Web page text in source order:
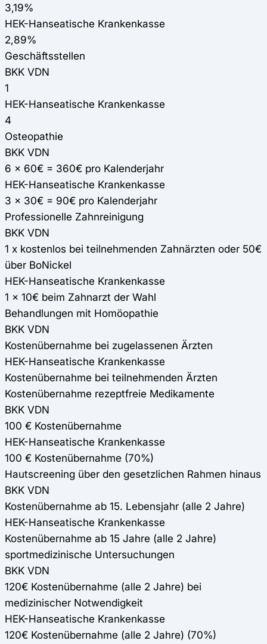
3,19%
HEK-Hanseatische Krankenkasse
2,89%
Geschäftsstellen
BKK VDN
1
HEK-Hanseatische Krankenkasse
4
Osteopathie
BKK VDN
6 x 60€ = 360€ pro Kalenderjahr
HEK-Hanseatische Krankenkasse
3 x 30€ = 90€ pro Kalenderjahr
Professionelle Zahnreinigung
BKK VDN
1 x kostenlos bei teilnehmenden Zahnärzten oder 50€
über BoNickel
HEK-Hanseatische Krankenkasse
1 x 10€ beim Zahnarzt der Wahl
Behandlungen mit Homöopathie
BKK VDN
Kostenübernahme bei zugelassenen Ärzten
HEK-Hanseatische Krankenkasse
Kostenübernahme bei teilnehmenden Ärzten
Kostenübernahme rezeptfreie Medikamente
BKK VDN
100 € Kostenübernahme
HEK-Hanseatische Krankenkasse
100 € Kostenübernahme (70%)
Hautscreening über den gesetzlichen Rahmen hinaus
BKK VDN
Kostenübernahme ab 15. Lebensjahr (alle 2 Jahre)
HEK-Hanseatische Krankenkasse
Kostenübernahme ab 15 Jahre (alle 2 Jahre)
sportmedizinische Untersuchungen
BKK VDN
120€ Kostenübernahme (alle 2 Jahre) bei
medizinischer Notwendigkeit
HEK-Hanseatische Krankenkasse
120€ Kostenübernahme (alle 2 Jahre) (70%)